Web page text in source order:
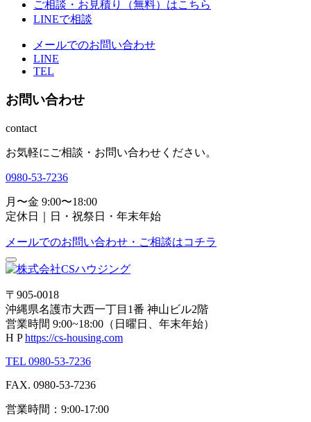
ご相談・お見積り（無料）はこちら
LINEで相談
メールでのお問い合わせ
LINE
TEL
お問い合わせ
contact
お気軽にご相談・お問い合わせください。
0980-53-7236
月〜金 9:00〜18:00
定休日｜日・祝祭日・年末年始
メールでのお問い合わせ・ご相談はコチラ
〒905-0018
沖縄県名護市大西一丁目1番 神山ビル2階
営業時間 9:00~18:00（日曜日、年末年始）
H Phttps://cs-housing.com
TEL 0980-53-7236
FAX. 0980-53-7236
営業時間：9:00-17:00